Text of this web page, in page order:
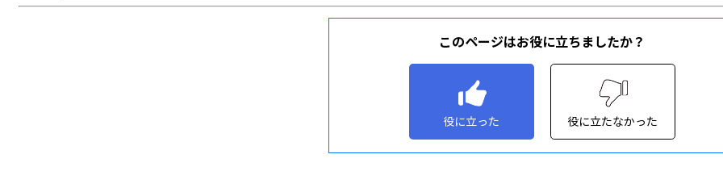
このページはお役に立ちましたか？
役に立った 役に立たなかった